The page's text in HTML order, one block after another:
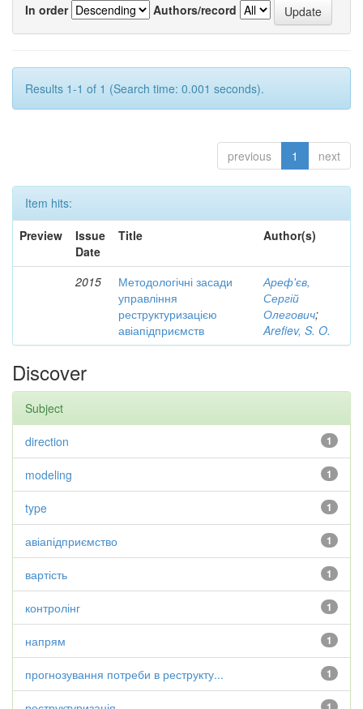
In order
Authors/record
Results 1-1 of 1 (Search time: 0.001 seconds).
previous 1 next
Item hits:
Preview
Issue
Date
Title Author(s)
2015
Методологічні засади
управління
реструктуризацією
авіапідприємств
Ареф'єв,
Сергій
Олегович;
Arefiev, S. O.
Discover
Subject
1
direction
1
modeling
1
type
1
авіапідприємство
1
вартість
1
контролінг
1
напрям
1
прогнозування потреби в реструкту...